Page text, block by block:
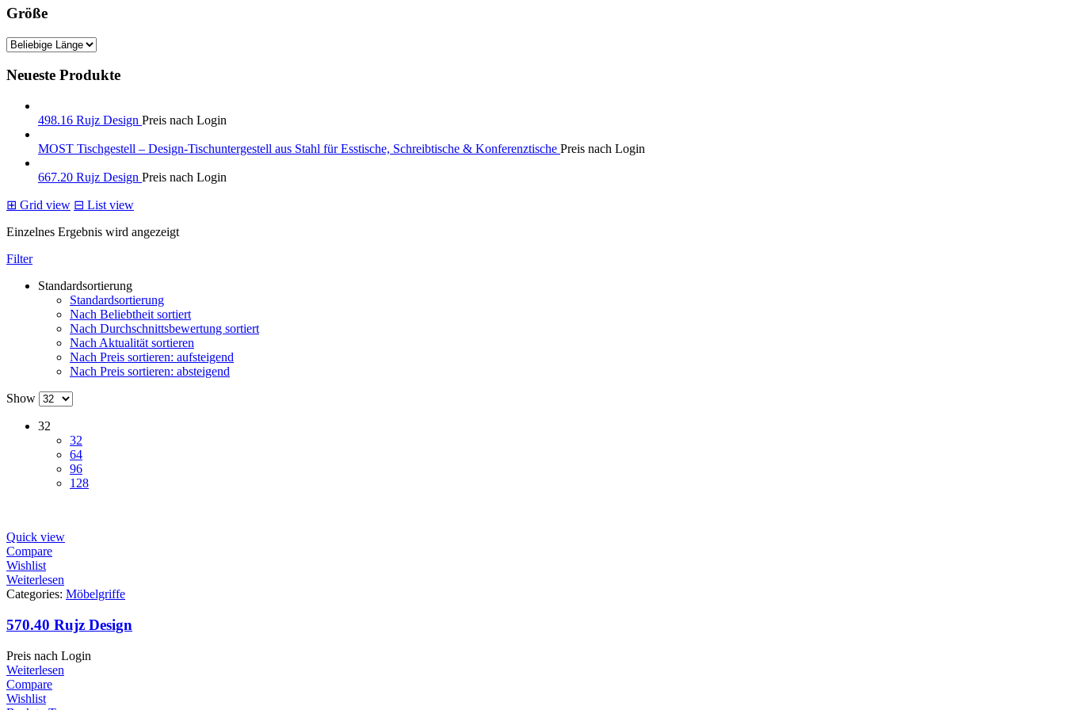
Größe
Neueste Produkte
498.16 Rujz Design Preis nach Login
MOST Tischgestell – Design-Tischuntergestell aus Stahl für Esstische, Schreibtische & Konferenztische Preis nach Login
667.20 Rujz Design Preis nach Login
⊞ Grid view ⊟ List view
Einzelnes Ergebnis wird angezeigt
Filter
Standardsortierung
Standardsortierung
Nach Beliebtheit sortiert
Nach Durchschnittsbewertung sortiert
Nach Aktualität sortieren
Nach Preis sortieren: aufsteigend
Nach Preis sortieren: absteigend
Show
32
32
64
96
128
Quick view
Compare
Wishlist
Weiterlesen
Categories: Möbelgriffe
570.40 Rujz Design
Preis nach Login
Weiterlesen
Compare
Wishlist